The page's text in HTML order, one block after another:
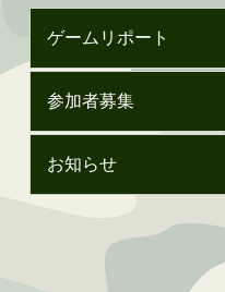
ゲームリポート
参加者募集
お知らせ